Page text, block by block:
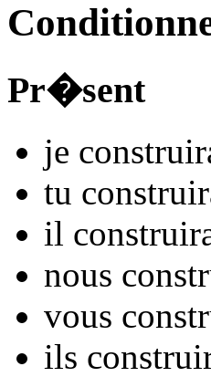
Pr�sent
je constru
tu constru
il constru
nous
vous
ils constru